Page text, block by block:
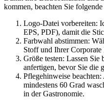
kommen, beachten Sie
Logo-Datei vorbereiten:
EPS, PDF), damit die
Farbwahl abstimmen:
Stoff und Ihrer Corporate
Größe testen: Lassen
anfertigen, bevor Sie die
Pflegehinweise
mindestens 60 Grad
in der Gastronomie.